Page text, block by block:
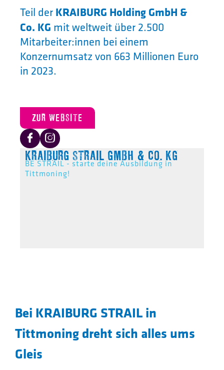
Teil derKRAIBURG Holding GmbH &
Co. KG mit weltweit über 2.500
Mitarbeiter:innen bei einem
Konzernumsatz von 663 Millionen Euro
in 2023.
ZUR WEBSITE
KRAIBURG STRAIL GMBH & CO. KG
BE STRAIL - starte deine Ausbildung in
Tittmoning!
Bei KRAIBURG STRAIL in
Tittmoning dreht sich alles ums
Gleis